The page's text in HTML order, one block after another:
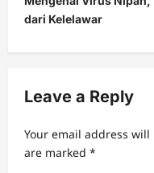
n
a
i
a
dari Kelelawar
Leave a Reply
Your email address
are marked *